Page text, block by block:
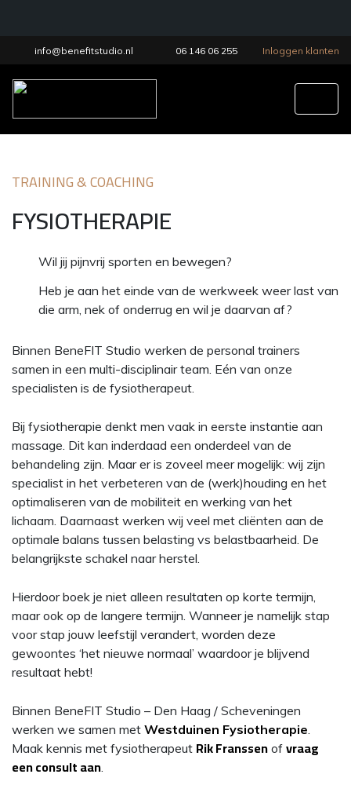
info@benefitstudio.nl 06 146 06 255 Inloggen klanten
TRAINING & COACHING
FYSIOTHERAPIE
Wil jij pijnvrij sporten en bewegen?
Heb je aan het einde van de werkweek weer last van
die arm, nek of onderrug en wil je daarvan af?
Binnen BeneFIT Studio werken de personal trainers
samen in een multi-disciplinair team. Eén van onze
specialisten is de fysiotherapeut.
Bij fysiotherapie denkt men vaak in eerste instantie aan
massage. Dit kan inderdaad een onderdeel van de
behandeling zijn. Maar er is zoveel meer mogelijk: wij zijn
specialist in het verbeteren van de (werk)houding en het
optimaliseren van de mobiliteit en werking van het
lichaam. Daarnaast werken wij veel met cliënten aan de
optimale balans tussen belasting vs belastbaarheid. De
belangrijkste schakel naar herstel.
Hierdoor boek je niet alleen resultaten op korte termijn,
maar ook op de langere termijn. Wanneer je namelijk stap
voor stap jouw leefstijl verandert, worden deze
gewoontes ‘het nieuwe normaal’ waardoor je blijvend
resultaat hebt!
Binnen BeneFIT Studio – Den Haag / Scheveningen
werken we samen met Westduinen Fysiotherapie
Maak kennis met fysiotherapeut Rik Franssen of vraag
een consult aan